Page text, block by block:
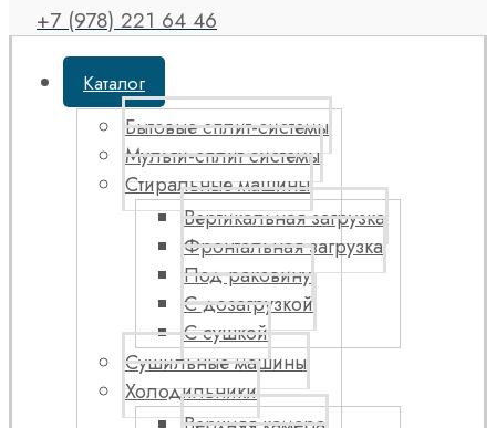
+7 (978) 221 64 46
Каталог
Бытовые сплит-системы
Мульти-сплит системы
Стиральные машины
Вертикальная загрузка
Фронтальная загрузка
Под раковину
С дозагрузкой
С сушкой
Сушильные машины
Холодильники